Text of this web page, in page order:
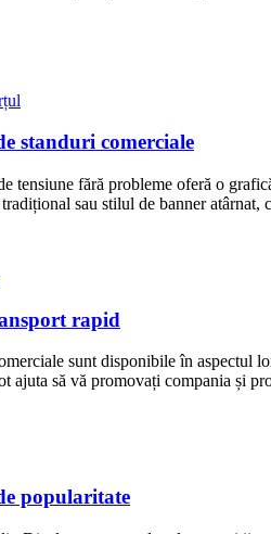
standuri comerciale
tensiune fără probleme oferă o
sau stilul de banner
rapid
sunt disponibile în
ajuta să vă promovați compania și
popularitate